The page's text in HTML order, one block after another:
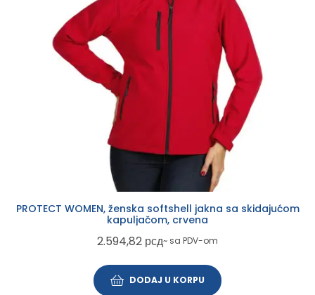
PROTECT WOMEN, ženska softshell jakna sa skidajućom
kapuljačom, crvena
2.594,82 рсд~ sa PDV-om
DODAJ U KORPU